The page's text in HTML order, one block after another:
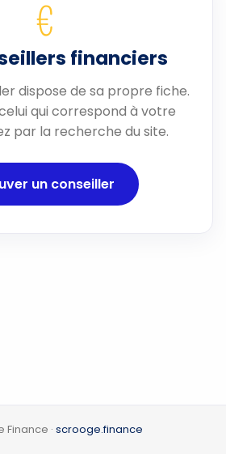
€
financiers
dispose de sa propre fiche.
qui correspond à votre
par la recherche du site.
un conseiller
· scrooge.finance